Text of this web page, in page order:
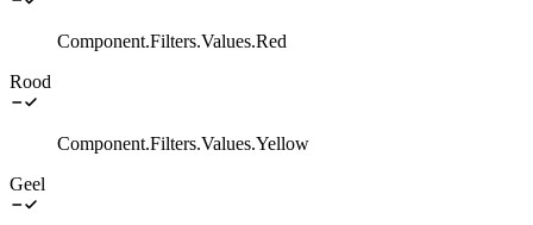
Component.Filters.Values.Red
Rood
Component.Filters.Values.Yellow
Geel